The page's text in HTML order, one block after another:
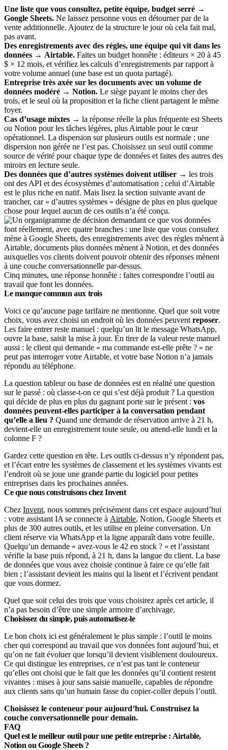
Une liste que vous consultez, petite équipe, budget serré →
Google Sheets. Ne laissez personne vous en détourner par de la
vente additionnelle. Ajoutez de la structure le jour où cela fait mal,
pas avant.
Des enregistrements avec des règles, une équipe qui vit dans les
données → Airtable. Faites un budget honnête : éditeurs × 20 à 45
$ × 12 mois, et vérifiez les calculs d’enregistrements par rapport à
votre volume annuel (une base est un quota partagé).
Entreprise très axée sur les documents avec un volume de
données modéré → Notion. Le siège payant le moins cher des
trois, et le seul où la proposition et la fiche client partagent le même
foyer.
Cas d’usage mixtes → la réponse réelle la plus fréquente est Sheets
ou Notion pour les tâches légères, plus Airtable pour le cœur
opérationnel. La dispersion sur plusieurs outils est normale ; une
dispersion non gérée ne l’est pas. Choisissez un seul outil comme
source de vérité pour chaque type de données et faites des autres des
miroirs en lecture seule.
Des données que d’autres systèmes doivent utiliser → les trois
ont des API et des écosystèmes d’automatisation ; celui d’Airtable
est le plus riche en natif. Mais lisez la section suivante avant de
trancher, car « d’autres systèmes » désigne de plus en plus quelque
chose pour lequel aucun de ces outils n’a été conçu.
Cinq minutes, une réponse honnête : faites correspondre l’outil au
travail que font les données.
Le manque commun aux trois
Voici ce qu’aucune page tarifaire ne mentionne. Quel que soit votre
choix, vous avez choisi un endroit où les données peuvent reposer.
Les faire entrer reste manuel : quelqu’un lit le message WhatsApp,
ouvre la base, saisit la mise à jour. En tirer de la valeur reste manuel
aussi : le client qui demande « ma commande est-elle prête ? » ne
peut pas interroger votre Airtable, et votre base Notion n’a jamais
répondu au téléphone.
La question tableur ou base de données est en réalité une question
sur le passé : où classe-t-on ce qui s’est déjà produit ? La question
qui décide de plus en plus du gagnant porte sur le présent : vos
données peuvent-elles participer à la conversation pendant
qu’elle a lieu ? Quand une demande de réservation arrive à 21 h,
devient-elle un enregistrement toute seule, ou attend-elle lundi et la
colonne F ?
Gardez cette question en tête. Les outils ci-dessus n’y répondent pas,
et l’écart entre les systèmes de classement et les systèmes vivants est
l’endroit où se joue une grande partie du logiciel pour petites
entreprises dans les prochaines années.
Ce que nous construisons chez Invent
Chez Invent, nous sommes précisément dans cet espace aujourd’hui
: votre assistant IA se connecte à Airtable, Notion, Google Sheets et
plus de 300 autres outils, et les utilise en pleine conversation. Un
client réserve via WhatsApp et la ligne apparaît dans votre feuille.
Quelqu’un demande « avez-vous le 42 en stock ? » et l’assistant
vérifie la base puis répond, à 21 h, dans la langue du client. La base
de données que vous avez choisie continue à faire ce qu’elle fait
bien ; l’assistant devient les mains qui la lisent et l’écrivent pendant
que vous dormez.
Quel que soit celui des trois que vous choisirez après cet article, il
n’a pas besoin d’être une simple armoire d’archivage.
Choisissez du simple, puis automatisez-le
Le bon choix ici est généralement le plus simple : l’outil le moins
cher qui correspond au travail que vos données font aujourd’hui, et
qu’on ne fait évoluer que lorsqu’il devient visiblement douloureux.
Ce qui distingue les entreprises, ce n’est pas tant le conteneur
qu’elles ont choisi que le fait que les données qu’il contient restent
vivantes : mises à jour sans saisie manuelle, capables de répondre
aux clients sans qu’un humain fasse du copier-coller depuis l’outil.
Choisissez le conteneur pour aujourd’hui. Construisez la
couche conversationnelle pour demain.
FAQ
Quel est le meilleur outil pour une petite entreprise : Airtable,
Notion ou Google Sheets ?